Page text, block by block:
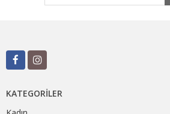
KATEGORILER